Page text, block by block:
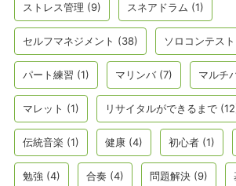
ストレス管理 (9) スネアドラム (1)
セルフマネジメント (38) ソロコンテスト
パート練習 (1) マリンバ(7) マルチ
マレット (1) リサイタルができるまで
伝統音楽 (1) 健康 (4) 初心者 (1)
勉強 (4) 合奏 (4) 問題解決 (9)